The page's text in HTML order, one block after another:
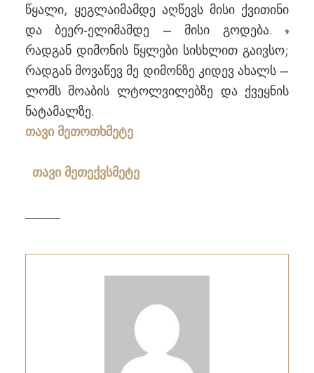
წყალი, ყეგლაიმამდე აღწევს მისი ქვითინი
და ბეერ-ელიმამდე – მისი გოდება.9
რადგან დიმონის წყლები სისხლით გაივსო;
რადგან მოვაწევ მე დიმონზე კიდევ ახალს –
ლომს მოაბის ლტოლვილებზე და ქვეყნის
ნატამალზე.
თავი მეთოთხმეტე
თავი მეთექვსმეტე